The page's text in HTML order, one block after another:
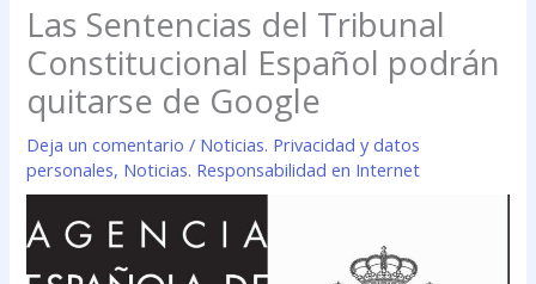
Las Sentencias del Tribunal
Constitucional Español podrán
quitarse de Google
Deja un comentario / Noticias. Privacidad y datos
personales, Noticias. Responsabilidad en Internet